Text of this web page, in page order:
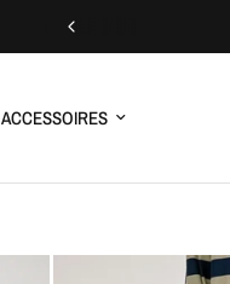
ACCESSOIRES